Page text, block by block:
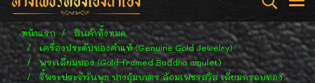
หน้าแรก
สินค้าทั้งหมด
เครื่องประดับทองคำแท้ (Genuine Gold Jewelry)
พระเลี่ยมทอง (Gold-framed Buddha amulet)
จี้พระประจำวันพุธ ปางอุ้มบาตร ล้อมเพชรสวิส เลี่ยมกรอบทอง